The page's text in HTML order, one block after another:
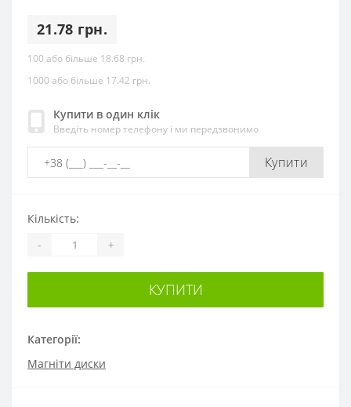
21.78 грн.
100 або більше 18.68 грн.
1000 або більше 17.42 грн.
Купити в один клік
Введіть номер телефону і ми передзвонимо
Купити
Категорії:
Магніти диски
Кількість:
- +
КУПИТИ